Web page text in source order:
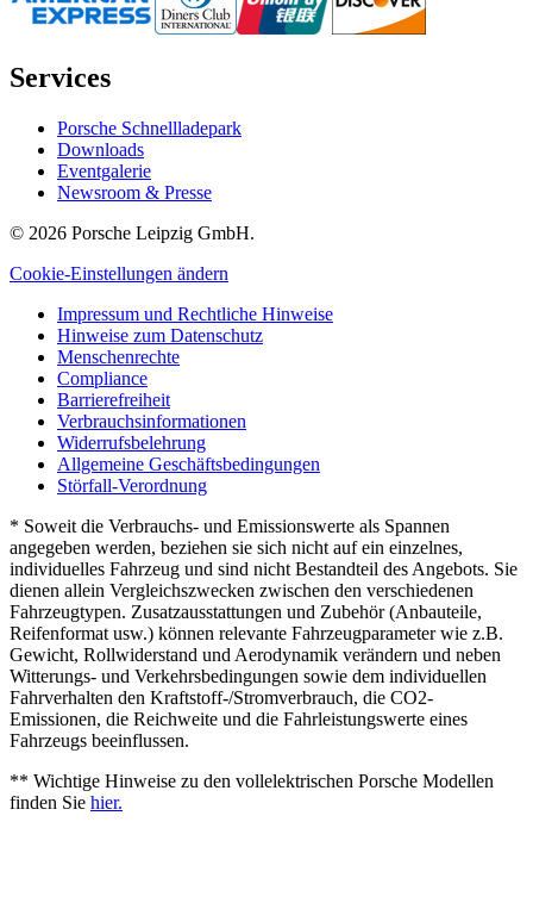
Services
Porsche Schnellladepark
Downloads
Eventgalerie
Newsroom & Presse
© 2026 Porsche Leipzig GmbH.
Cookie-Einstellungen ändern
Impressum und Rechtliche Hinweise
Hinweise zum Datenschutz
Menschenrechte
Compliance
Barrierefreiheit
Verbrauchsinformationen
Widerrufsbelehrung
Allgemeine Geschäftsbedingungen
Störfall-Verordnung
* Soweit die Verbrauchs- und Emissionswerte als Spannen
angegeben werden, beziehen sie sich nicht auf ein einzelnes,
individuelles Fahrzeug und sind nicht Bestandteil des Angebots. Sie
dienen allein Vergleichszwecken zwischen den verschiedenen
Fahrzeugtypen. Zusatzausstattungen und Zubehör (Anbauteile,
Reifenformat usw.) können relevante Fahrzeugparameter wie z.B.
Gewicht, Rollwiderstand und Aerodynamik verändern und neben
Witterungs- und Verkehrsbedingungen sowie dem individuellen
Fahrverhalten den Kraftstoff-/Stromverbrauch, die CO2-
Emissionen, die Reichweite und die Fahrleistungswerte eines
Fahrzeugs beeinflussen.
** Wichtige Hinweise zu den vollelektrischen Porsche Modellen
finden Sie hier.